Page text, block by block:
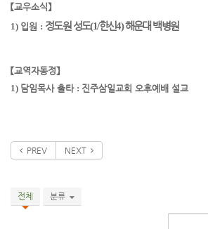
【교우소식】
1) 입원 : 정도원 성도(1/한신4)해운대 백병원
【교역자동정】
1) 담임목사 출타 : 진주삼일교회 오후예배 설교
PREV NEXT
전체 분류